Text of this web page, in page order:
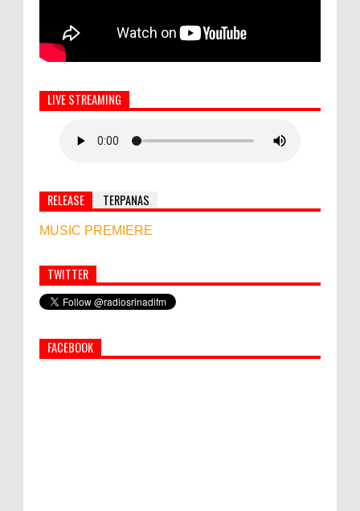
LIVE STREAMING
RELEASE TERPANAS
MUSIC PREMIERE
Simbol Persahabatan, RI Bangun Islamic Centre di
Afghanistan
PEMKAB KLUNGKUNG GELAR PASAR
TWITTER
FACEBOOK